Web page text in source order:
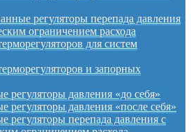
регуляторы перепада давления
ограничением расхода
для систем
и запорных
регуляторы давления «до себя»
регуляторы давления «после себя»
регуляторы перепада давления с